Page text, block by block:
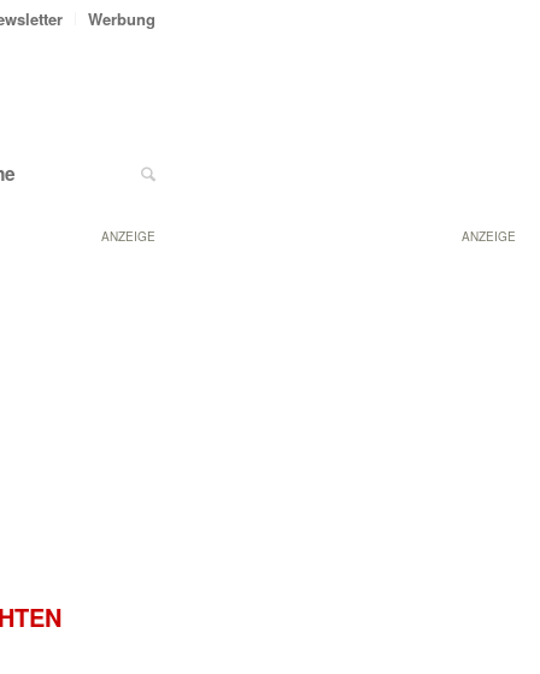
ANZEIGE
Werbung
ANZEIGE